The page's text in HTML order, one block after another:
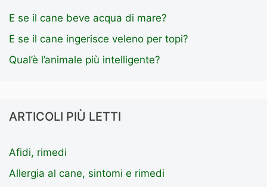
E se il cane beve acqua di mare?
E se il cane ingerisce veleno per topi?
Qual’è l’animale più intelligente?
ARTICOLI PIÙ LETTI
Afidi, rimedi
Allergia al cane, sintomi e rimedi